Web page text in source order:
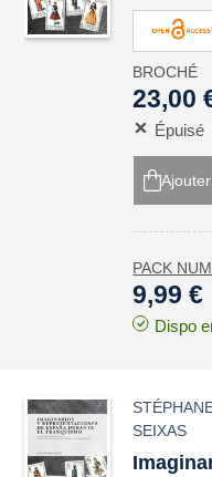
BROCHÉ
23,00
Épuisé
PACK
9,99 €
Dispo
SEIXAS